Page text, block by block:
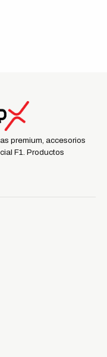
premium, accesorios
F1. Productos